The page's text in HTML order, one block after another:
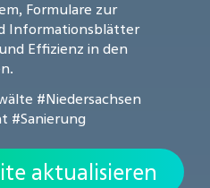
Formulare zur
Informationsblätter
Effizienz in den
#Niedersachsen
#Sanierung
aktualisieren